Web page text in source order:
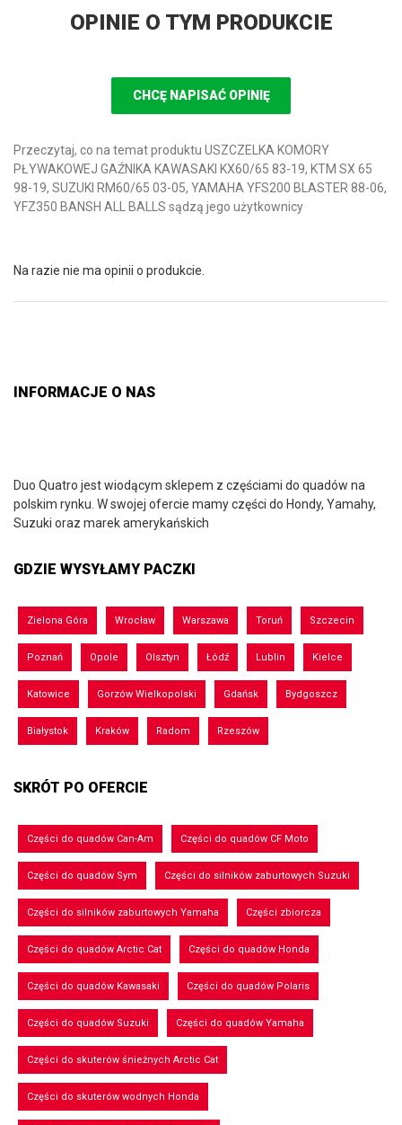
OPINIE O TYM PRODUKCIE
CHCĘ NAPISAĆ OPINIĘ
Przeczytaj, co na temat produktu USZCZELKA KOMORY
PŁYWAKOWEJ GAŹNIKA KAWASAKI KX60/65 83-19, KTM SX 65
98-19, SUZUKI RM60/65 03-05, YAMAHA YFS200 BLASTER 88-06,
YFZ350 BANSH ALL BALLS sądzą jego użytkownicy
Na razie nie ma opinii o produkcie.
INFORMACJE O NAS
Duo Quatro jest wiodącym sklepem z częściami do quadów na
polskim rynku. W swojej ofercie mamy części do Hondy, Yamahy,
Suzuki oraz marek amerykańskich
GDZIE WYSYŁAMY PACZKI
Zielona Góra Wrocław Warszawa Toruń Szczecin
Poznań Opole Olsztyn Łódź Lublin Kielce
Katowice Gorzów Wielkopolski Gdańsk Bydgoszcz
Białystok Kraków Radom Rzeszów
SKRÓT PO OFERCIE
Części do quadów Can-Am Części do quadów CF Moto
Części do quadów Sym Części do silników zaburtowych Suzuki
Części do silników zaburtowych Yamaha Części zbiorcza
Części do quadów Arctic Cat Części do quadów Honda
Części do quadów Kawasaki Części do quadów Polaris
Części do quadów Suzuki Części do quadów Yamaha
Części do skuterów śnieżnych Arctic Cat
Części do skuterów wodnych Honda